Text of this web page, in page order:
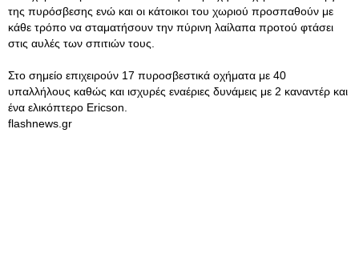
της πυρόσβεσης ενώ και οι κάτοικοι του χωριού προσπαθούν με
κάθε τρόπο να σταματήσουν την πύρινη λαίλαπα προτού φτάσει
στις αυλές των σπιτιών τους.
Στο σημείο επιχειρούν 17 πυροσβεστικά οχήματα με 40
υπαλλήλους καθώς και ισχυρές εναέριες δυνάμεις με 2 καναντέρ και
ένα ελικόπτερο Ericson.
flashnews.gr